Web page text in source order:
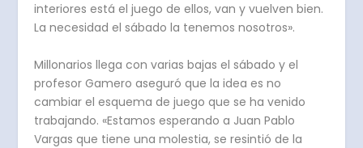
interiores está el juego de ellos, van y vuelven bien.
La necesidad el sábado la tenemos nosotros».
Millonarios llega con varias bajas el sábado y el
profesor Gamero aseguró que la idea es no
cambiar el esquema de juego que se ha venido
trabajando. «Estamos esperando a Juan Pablo
Vargas que tiene una molestia, se resintió de la